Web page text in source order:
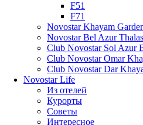
F51
F71
Novostar Khayam
Novostar Bel Azur
Club Novostar Sol Azur
Club Novostar Omar
Club Novostar Dar
Novostar Life
Из отелей
Курорты
Советы
Интересное